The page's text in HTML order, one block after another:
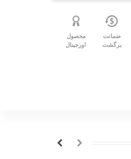
ضمانت
برگشت
محصول
اورجینال